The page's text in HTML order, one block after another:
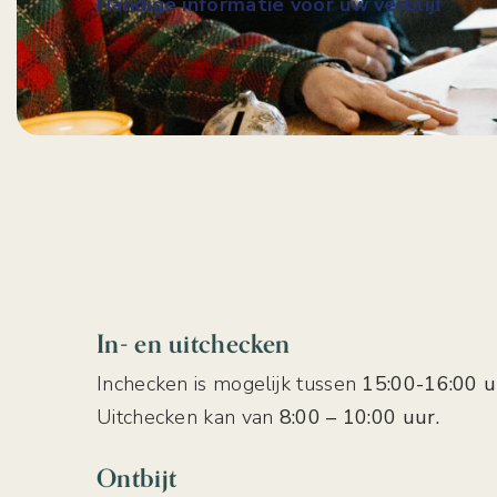
In- en uitchecken
Inchecken is mogelijk tussen 15:00-16:00
Uitchecken kan van 8:00 – 10:00 uur.
Ontbijt